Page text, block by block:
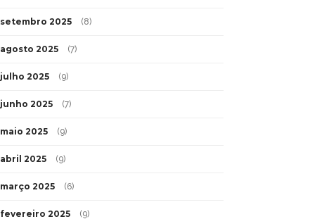
setembro 2025 (8)
agosto 2025 (7)
julho 2025 (9)
junho 2025 (7)
maio 2025 (9)
abril 2025 (9)
março 2025 (6)
fevereiro 2025 (9)